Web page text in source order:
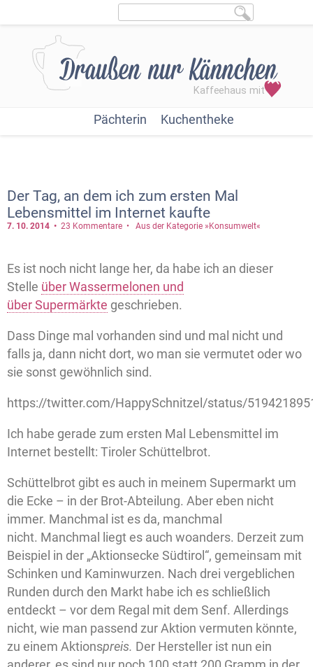
Pächterin Kuchentheke
Der Tag, an dem ich zum ersten Mal
Lebensmittel im Internet kaufte
7. 10. 2014 23 Kommentare Aus der Kategorie »Konsumwelt«
Es ist noch nicht lange her, da habe ich an dieser
Stelle über Wassermelonen und
über Supermärkte geschrieben.
Dass Dinge mal vorhanden sind und mal nicht und
falls ja, dann nicht dort, wo man sie vermutet oder wo
sie sonst gewöhnlich sind.
https://twitter.com/HappySchnitzel/status/
Ich habe gerade zum ersten Mal Lebensmittel im
Internet bestellt: Tiroler Schüttelbrot.
Schüttelbrot gibt es auch in meinem Supermarkt um
die Ecke – in der Brot-Abteilung. Aber eben nicht
immer. Manchmal ist es da, manchmal
nicht. Manchmal liegt es auch woanders. Derzeit zum
Beispiel in der „Aktionsecke Südtirol“, gemeinsam mit
Schinken und Kaminwurzen. Nach drei vergeblichen
Runden durch den Markt habe ich es schließlich
entdeckt – vor dem Regal mit dem Senf. Allerdings
nicht, wie man passend zur Aktion vermuten könnte,
zu einem Aktionspreis. Der Hersteller ist nun ein